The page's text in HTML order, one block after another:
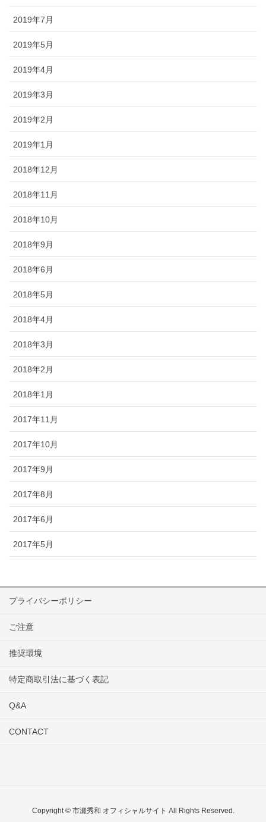
2019年7月
2019年5月
2019年4月
2019年3月
2019年2月
2019年1月
2018年12月
2018年11月
2018年10月
2018年9月
2018年6月
2018年5月
2018年4月
2018年3月
2018年2月
2018年1月
2017年11月
2017年10月
2017年9月
2017年8月
2017年6月
2017年5月
プライバシーポリシー
ご注意
推奨環境
特定商取引法に基づく表記
Q&A
CONTACT
Copyright © 市瀬秀和 オフィシャルサイト All Rights Reserved.